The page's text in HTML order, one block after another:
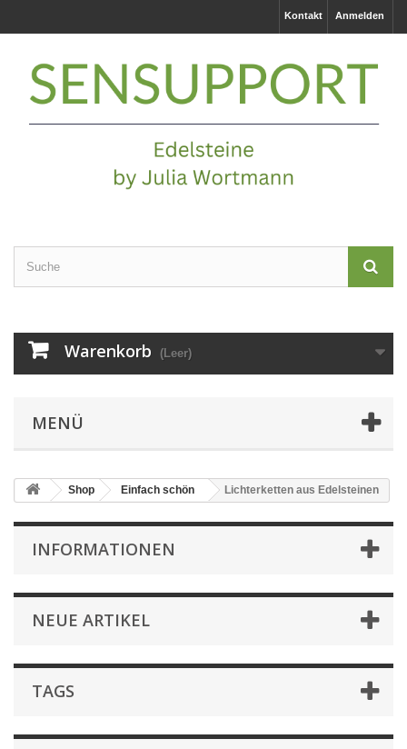
Anmelden
Kontakt
Warenkorb (Leer)
MENÜ
Shop Einfach schön Lichterketten aus Edelsteinen
INFORMATIONEN
NEUE ARTIKEL
TAGS